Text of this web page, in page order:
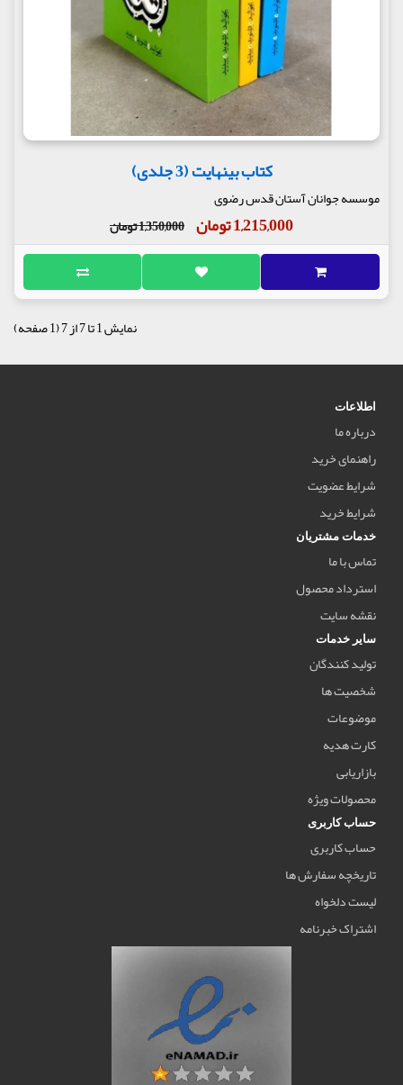
کتاب بینهایت (3 جلدی)
موسسه جوانان آستان قدس رضوی
1,215,000 تومان 1,350,000 تومان
نمایش 1 تا 7 از 7 (1 صفحه)
اطلاعات
درباره ما
راهنمای خرید
شرایط عضویت
شرایط خرید
خدمات مشتریان
تماس با ما
استرداد محصول
نقشه سایت
سایر خدمات
تولید کنندگان
شخصیت ها
موضوعات
کارت هدیه
بازاریابی
محصولات ویژه
حساب کاربری
حساب کاربری
تاریخچه سفارش ها
لیست دلخواه
اشتراک خبرنامه